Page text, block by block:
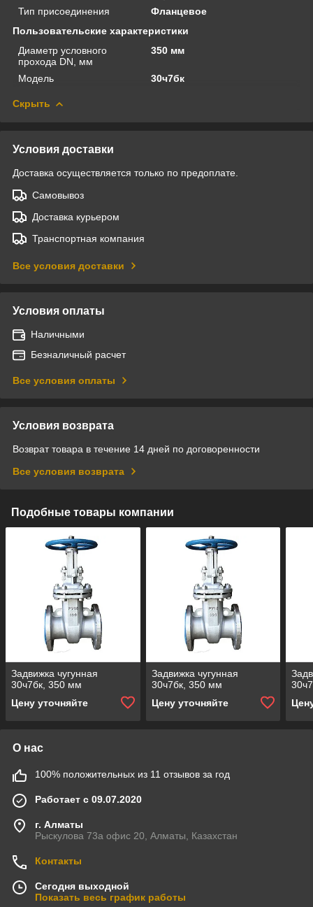
Тип присоединения
Фланцевое
Пользовательские характеристики
Диаметр условного
прохода DN, мм
350 мм
Модель 30ч7бк
Скрыть
Условия доставки
Доставка осуществляется только по предоплате.
Самовывоз
Доставка курьером
Транспортная компания
Все условия доставки
Условия оплаты
Наличными
Безналичный расчет
Все условия оплаты
Условия возврата
Возврат товара в течение 14 дней по договоренности
Все условия возврата
Подобные товары компании
Задвижка чугунная
30ч7бк, 350 мм
Цену уточняйте
Задвижка чугунная
30ч7бк, 350 мм
Цену уточняйте
О нас
100% положительных из 11 отзывов за год
Работает с 09.07.2020
г. Алматы
Рыскулова 73а офис 20, Алматы, Казахстан
Контакты
Сегодня выходной
Показать весь график работы